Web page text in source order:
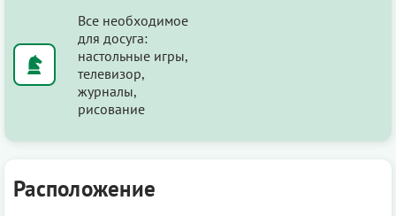
Все необходимое
для досуга:
настольные игры,
телевизор,
журналы,
рисование
Расположение